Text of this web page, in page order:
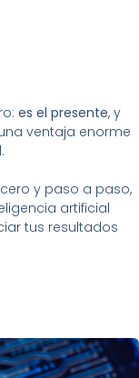
es el presente, y
ventaja enorme
y paso a paso,
artificial
tus resultados